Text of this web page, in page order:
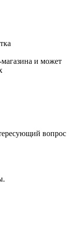
магазина и может
вопрос